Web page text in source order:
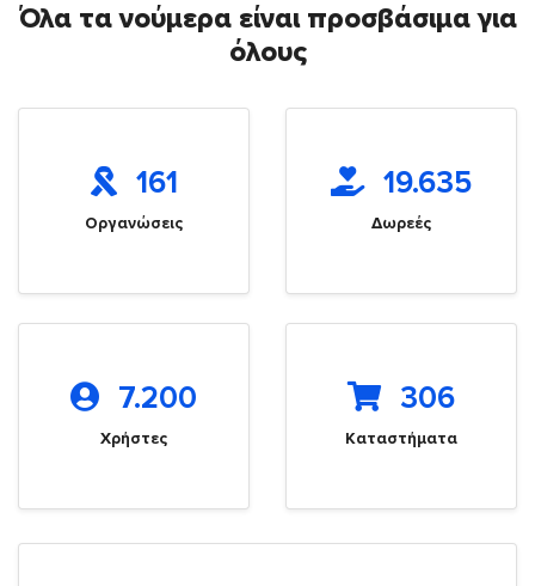
Όλα τα νούμερα είναι προσβάσιμα για
όλους
161
Οργανώσεις
19.635
Δωρεές
7.200
Χρήστες
306
Καταστήματα